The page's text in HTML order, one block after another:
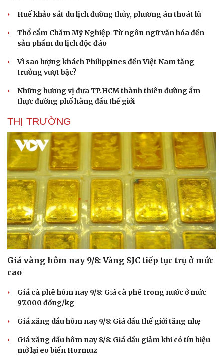
Huế khảo sát du lịch đường thủy, phương án thoát lũ
Thổ cẩm Chăm Mỹ Nghiệp: Từ ngôn ngữ văn hóa đến
sản phẩm du lịch độc đáo
Vì sao lượng khách Philippines đến Việt Nam tăng
trưởng vượt bậc?
Những hương vị đưa TP.HCM thành thiên đường ẩm
thực đường phố hàng đầu thế giới
THỊ TRƯỜNG
Giá vàng hôm nay 9/8: Vàng SJC tiếp tục trụ ở mức
cao
Giá cà phê hôm nay 9/8: Giá cà phê trong nước ở mức
97.000 đồng/kg
Giá xăng dầu hôm nay 9/8: Giá dầu thế giới tăng nhẹ
Giá xăng dầu hôm nay 8/8: Giá dầu giảm khi có tín hiệu
mở lại eo biển Hormuz